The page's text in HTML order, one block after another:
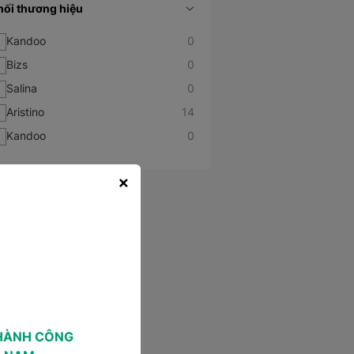
thương hiệu
Kandoo
0
Bizs
0
Salina
0
Aristino
14
Kandoo
0
×
CÔNG